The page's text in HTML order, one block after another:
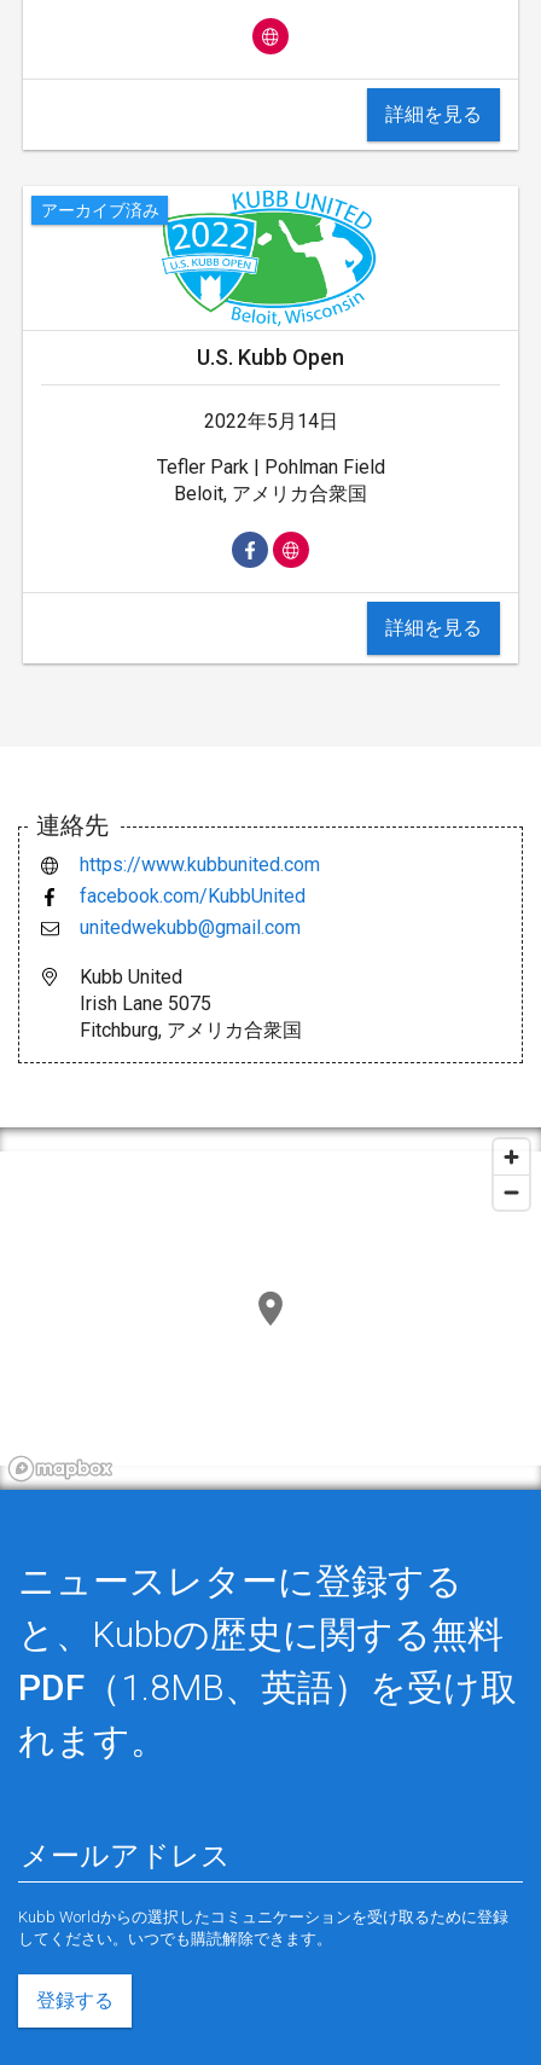
詳細を見る
アーカイブ済み
U.S. Kubb Open
2022年5月14日
Tefler Park | Pohlman Field
Beloit, アメリカ合衆国
詳細を見る
連絡先
https://www.kubbunited.com
facebook.com/KubbUnited
unitedwekubb@gmail.com
Kubb United
Irish Lane 5075
Fitchburg, アメリカ合衆国
ニュースレターに登録する
と、Kubbの歴史に関する無料
PDF （1.8MB、英語）を受け取
れます。
Kubb Worldからの選択したコミュニケーションを受け取るために登録
してください。いつでも購読解除できます。
登録する